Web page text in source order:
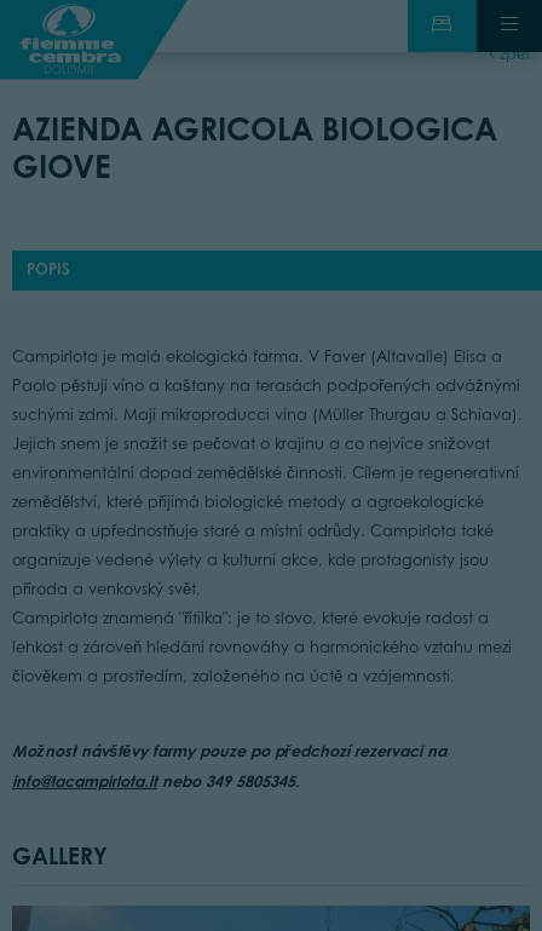
zpět
AZIENDA AGRICOLA BIOLOGICA
GIOVE
POPIS
Campirlota je malá ekologická farma. V Faver (Altavalle) Elisa a
Paolo pěstují víno a kaštany na terasách podpořených odvážnými
suchými zdmi. Mají mikroproducci vína (Müller Thurgau a Schiava).
Jejich snem je snažit se pečovat o krajinu a co nejvíce snižovat
environmentální dopad zemědělské činnosti. Cílem je regenerativní
zemědělství, které přijímá biologické metody a agroekologické
praktiky a upřednostňuje staré a místní odrůdy. Campirlota také
organizuje vedené výlety a kulturní akce, kde protagonisty jsou
příroda a venkovský svět.
Campirlota znamená "řítilka": je to slovo, které evokuje radost a
lehkost a zároveň hledání rovnováhy a harmonického vztahu mezi
člověkem a prostředím, založeného na úctě a vzájemnosti.
Možnost návštěvy farmy pouze po předchozí rezervaci na
info@lacampirlota.itnebo 349 5805345.
GALLERY